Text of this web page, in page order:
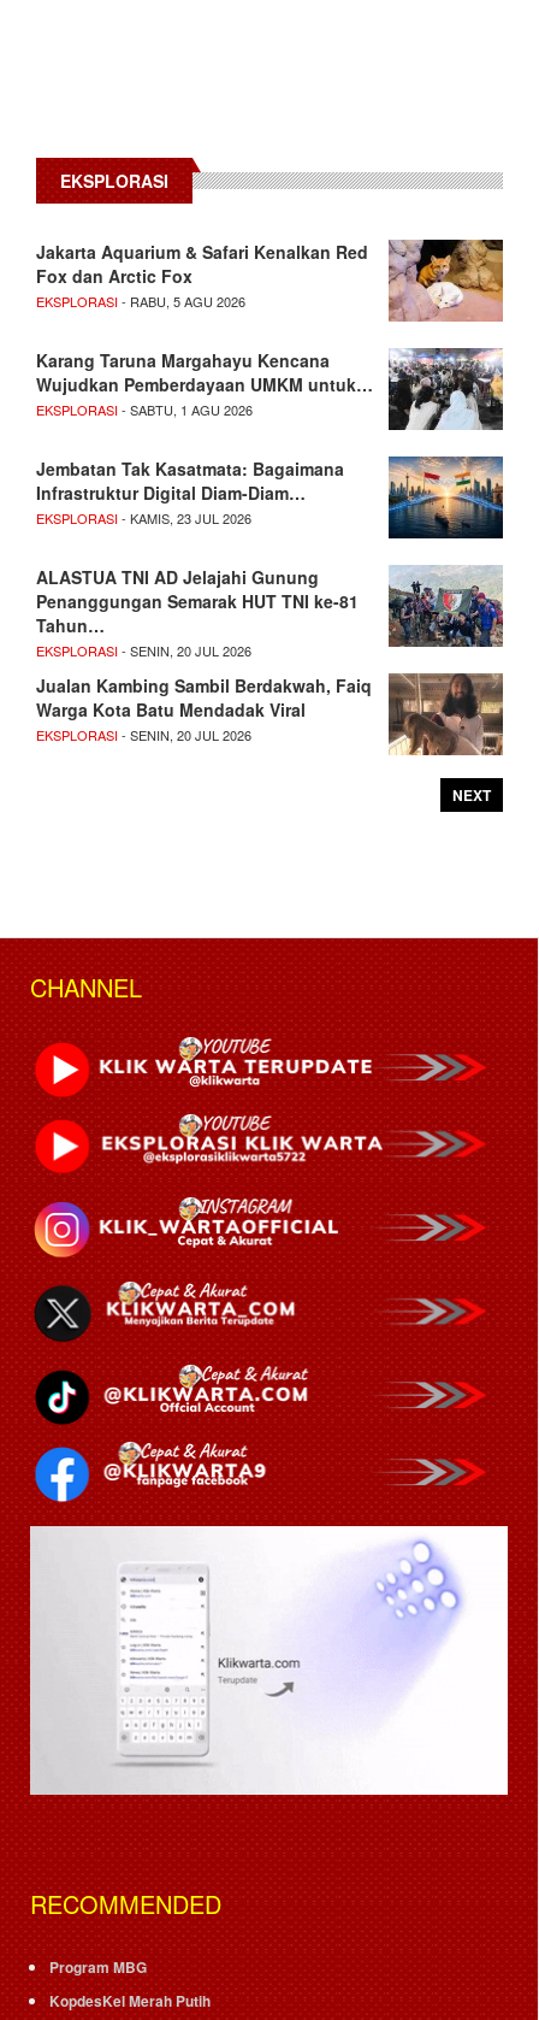
EKSPLORASI
Jakarta Aquarium & Safari Kenalkan Red
Fox dan Arctic Fox
EKSPLORASI- RABU, 5 AGU 2026
Karang Taruna Margahayu Kencana
Wujudkan Pemberdayaan UMKM untuk…
EKSPLORASI- SABTU, 1 AGU 2026
Jembatan Tak Kasatmata: Bagaimana
Infrastruktur Digital Diam-Diam…
EKSPLORASI- KAMIS, 23 JUL 2026
ALASTUA TNI AD Jelajahi Gunung
Penanggungan Semarak HUT TNI ke-81
Tahun…
EKSPLORASI- SENIN, 20 JUL 2026
Jualan Kambing Sambil Berdakwah, Faiq
Warga Kota Batu Mendadak Viral
EKSPLORASI- SENIN, 20 JUL 2026
NEXT
CHANNEL
RECOMMENDED
Program MBG
KopdesKel Merah Putih